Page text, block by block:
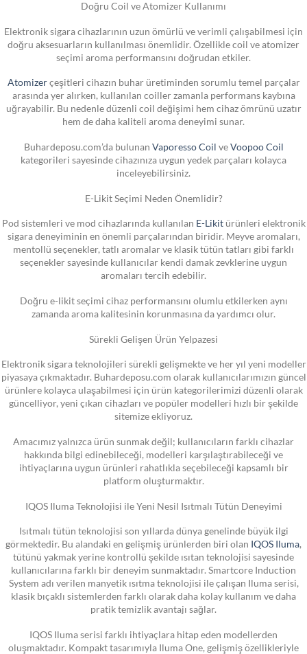
Doğru Coil ve Atomizer Kullanımı
Elektronik sigara cihazlarının uzun ömürlü ve verimli çalışabilmesi için
doğru aksesuarların kullanılması önemlidir. Özellikle coil ve atomizer
seçimi aroma performansını doğrudan etkiler.
Atomizerçeşitleri cihazın buhar üretiminden sorumlu temel parçalar
arasında yer alırken, kullanılan coiller zamanla performans kaybına
uğrayabilir. Bu nedenle düzenli coil değişimi hem cihaz ömrünü uzatır
hem de daha kaliteli aroma deneyimi sunar.
Buhardeposu.com’da bulunan Vaporesso Coil veVoopoo Coil
kategorileri sayesinde cihazınıza uygun yedek parçaları kolayca
inceleyebilirsiniz.
E-Likit Seçimi Neden Önemlidir?
Pod sistemleri ve mod cihazlarında kullanılan E-Likitürünleri elektronik
sigara deneyiminin en önemli parçalarından biridir. Meyve aromaları,
mentollü seçenekler, tatlı aromalar ve klasik tütün tatları gibi farklı
seçenekler sayesinde kullanıcılar kendi damak zevklerine uygun
aromaları tercih edebilir.
Doğru e-likit seçimi cihaz performansını olumlu etkilerken aynı
zamanda aroma kalitesinin korunmasına da yardımcı olur.
Sürekli Gelişen Ürün Yelpazesi
Elektronik sigara teknolojileri sürekli gelişmekte ve her yıl yeni modeller
piyasaya çıkmaktadır. Buhardeposu.com olarak kullanıcılarımızın güncel
ürünlere kolayca ulaşabilmesi için ürün kategorilerimizi düzenli olarak
güncelliyor, yeni çıkan cihazları ve popüler modelleri hızlı bir şekilde
sitemize ekliyoruz.
Amacımız yalnızca ürün sunmak değil; kullanıcıların farklı cihazlar
hakkında bilgi edinebileceği, modelleri karşılaştırabileceği ve
ihtiyaçlarına uygun ürünleri rahatlıkla seçebileceği kapsamlı bir
platform oluşturmaktır.
IQOS Iluma Teknolojisi ile Yeni Nesil Isıtmalı Tütün Deneyimi
Isıtmalı tütün teknolojisi son yıllarda dünya genelinde büyük ilgi
görmektedir. Bu alandaki en gelişmiş ürünlerden biri olan IQOS Iluma,
tütünü yakmak yerine kontrollü şekilde ısıtan teknolojisi sayesinde
kullanıcılarına farklı bir deneyim sunmaktadır. Smartcore Induction
System adı verilen manyetik ısıtma teknolojisi ile çalışan Iluma serisi,
klasik bıçaklı sistemlerden farklı olarak daha kolay kullanım ve daha
pratik temizlik avantajı sağlar.
IQOS Iluma serisi farklı ihtiyaçlara hitap eden modellerden
oluşmaktadır. Kompakt tasarımıyla Iluma One, gelişmiş özellikleriyle